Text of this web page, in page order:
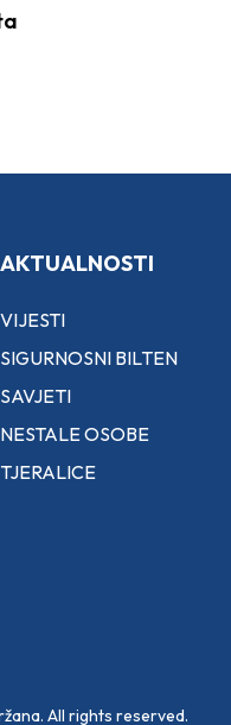
AKTUALNOSTI
VIJESTI
SIGURNOSNI BILTEN
SAVJETI
NESTALE OSOBE
TJERALICE
All rights reserved.